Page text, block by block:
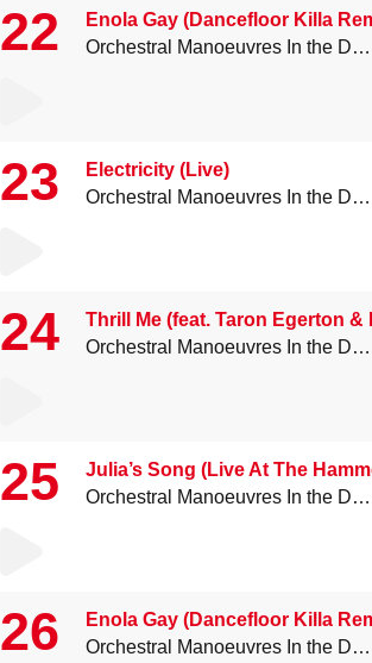
22
Enola Gay (Dancefloor Killa
Orchestral Manoeuvres In the Dark
23
Electricity (Live)
Orchestral Manoeuvres In the Dark
24
Thrill Me (feat. Taron Egerton
Orchestral Manoeuvres In the Dark
25
Julia’s Song (Live At The
Orchestral Manoeuvres In the Dark
26
Enola Gay (Dancefloor Killa
Orchestral Manoeuvres In the Dark